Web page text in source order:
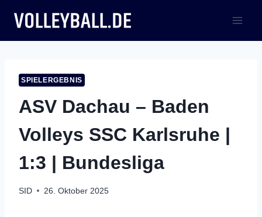
Inhalt
springen
SPIELERGEBNIS
ASV Dachau – Baden
Volleys SSC Karlsruhe |
1:3 | Bundesliga
SID 26. Oktober 2025